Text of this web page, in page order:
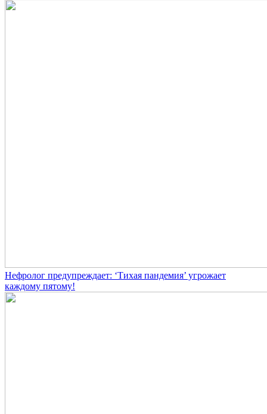
Нефролог предупреждает: ‘Тихая пандемия’ угрожает
каждому пятому!